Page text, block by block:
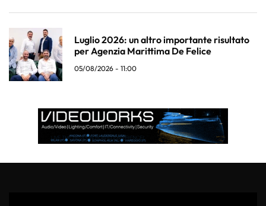
Luglio 2026: un altro importante risultato
per Agenzia Marittima De Felice
05/08/2026 - 11:00